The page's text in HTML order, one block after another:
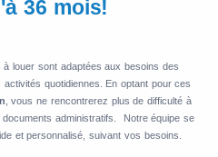
36 mois!
à louer sont adaptées aux besoins des
quotidiennes. En optant pour ces
, vous ne rencontrerez plus de difficulté à
administratifs. Notre équipe se
et personnalisé, suivant vos besoins.